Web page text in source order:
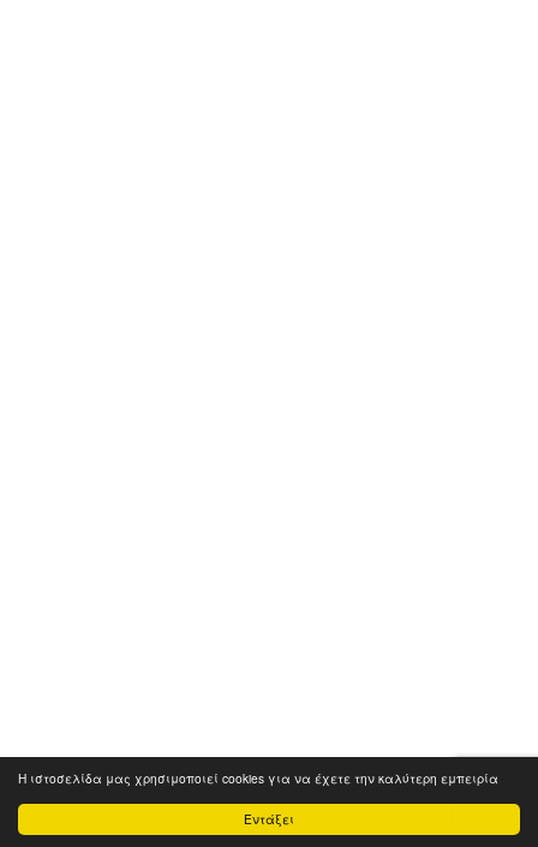
Εντάξει
Η ιστοσελίδα μας χρησιμοποιεί cookies για να έχετε την καλύτερη εμπειρία